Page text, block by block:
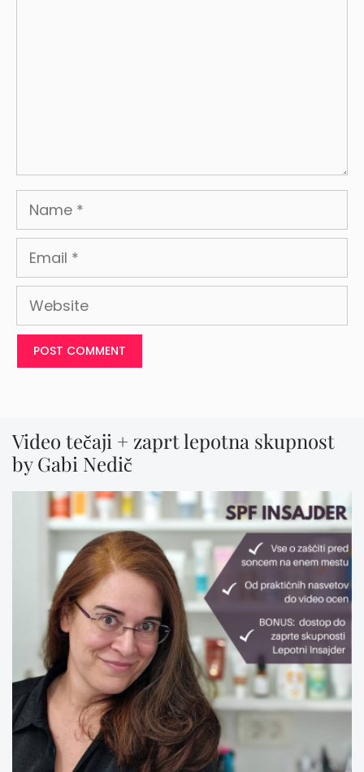
Name
Email
Website
Video tečaji + zaprt lepotna skupnost
by Gabi Nedič